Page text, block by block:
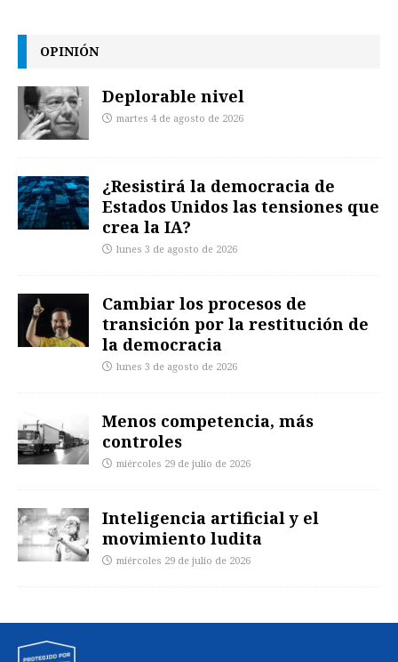
OPINIÓN
Deplorable nivel
martes 4 de agosto de 2026
¿Resistirá la democracia de
Estados Unidos las tensiones que
crea la IA?
lunes 3 de agosto de 2026
Cambiar los procesos de
transición por la restitución de
la democracia
lunes 3 de agosto de 2026
Menos competencia, más
controles
miércoles 29 de julio de 2026
Inteligencia artificial y el
movimiento ludita
miércoles 29 de julio de 2026